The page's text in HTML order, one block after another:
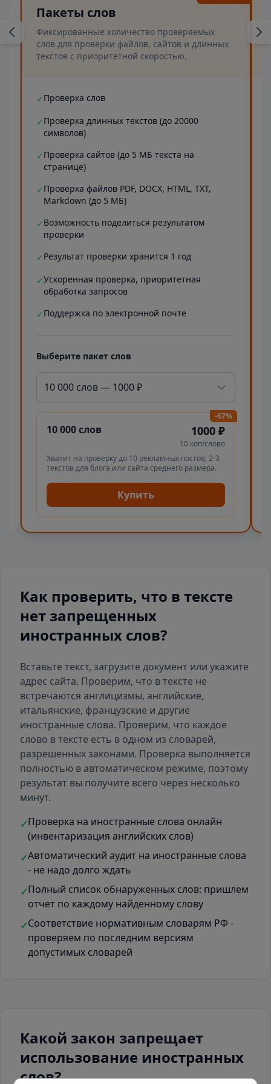
Пакеты слов
Фиксированные количество проверяемых
слов для проверки файлов, сайтов и длинных
текстов с приоритетной скоростью.
✓ Проверка слов
✓ Проверка длинных текстов (до 20000
символов)
✓ Проверка сайтов (до 5 МБ текста на
странице)
✓ Проверка файлов PDF, DOCX, HTML, TXT,
Markdown (до 5 МБ)
✓ Возможность поделиться результатом
проверки
✓ Результат проверки хранится 1 год
✓Ускоренная проверка, приоритетная
обработка запросов
✓ Поддержка по электронной почте
Выберите пакет слов
10 000 слов — 1000 ₽
-67%
10 000 слов 1000 ₽
10 коп/слово
Хватит на проверку до 10 рекламных постов, 2-3
текстов для блога или сайта среднего размера.
Купить
Как проверить, что в тексте
нет запрещенных
иностранных слов?
Вставьте текст, загрузите документ или укажите
адрес сайта. Проверим, что в тексте не
встречаются англицизмы, английские,
итальянские, французские и другие
иностранные слова. Проверим, что каждое
слово в тексте есть в одном из словарей,
разрешенных законами. Проверка выполняется
полностью в автоматическом режиме, поэтому
результат вы получите всего через несколько
минут.
✓Проверка на иностранные слова онлайн
(инвентаризация английских слов)
✓Автоматический аудит на иностранные слова
- не надо долго ждать
✓Полный список обнаруженных слов: пришлем
отчет по каждому найденному слову
✓Соответствие нормативным словарям РФ -
проверяем по последним версиям
допустимых словарей
Какой закон запрещает
использование иностранных
слов?